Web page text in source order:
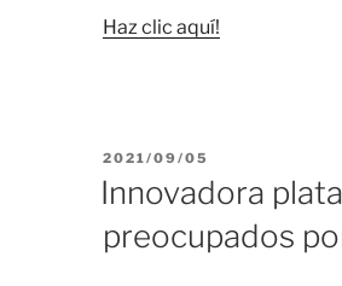
Haz clic aquí!
PUBLICADO
2021/09/05
Innovadora
preocupados